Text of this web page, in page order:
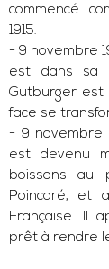
commencé
1915.
- 9 novembre
est dans sa
Gutburger est
face se
- 9 novembre
est devenu
boissons au
Poincaré, et
Française. Il
prêt à rendre